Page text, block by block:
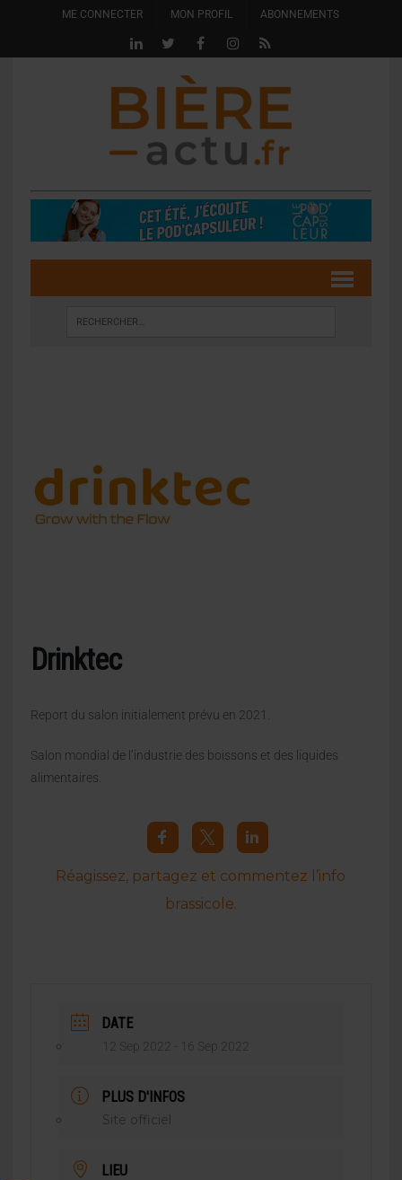
ME CONNECTER MON PROFIL ABONNEMENTS
Drinktec
Report du salon initialement prévu en 2021.
Salon mondial de l’industrie des boissons et des liquides
alimentaires.
Réagissez, partagez et commentez l’info
brassicole.
DATE
12 Sep 2022 - 16 Sep 2022
PLUS D'INFOS
Site officiel
LIEU